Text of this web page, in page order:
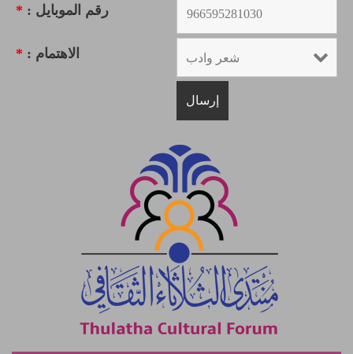
رقم الموبايل : *
الاهتمام : *